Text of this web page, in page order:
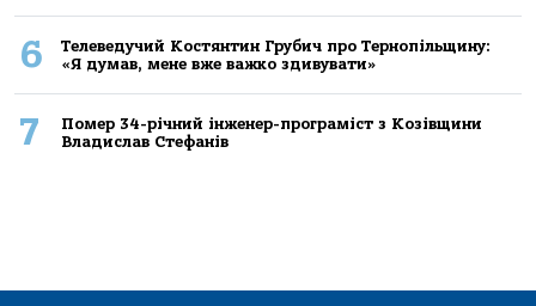
6
Телеведучий Костянтин Грубич про Тернопільщину:
«Я думав, мене вже важко здивувати»
7
Помер 34-річний інженер-програміст з Козівщини
Владислав Стефанів